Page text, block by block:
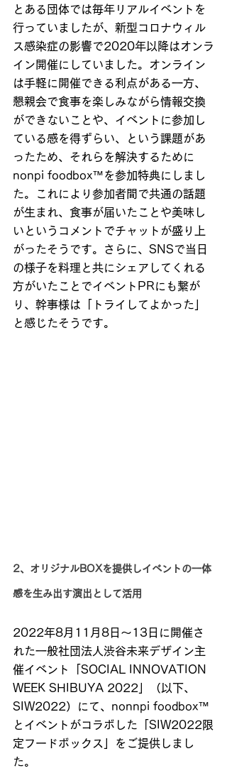
とある団体では毎年リアルイベントを
行っていましたが、新型コロナウィル
ス感染症の影響で2020年以降はオンラ
イン開催にしていました。オンライン
は手軽に開催できる利点がある一方、
懇親会で食事を楽しみながら情報交換
ができないことや、イベントに参加し
ている感を得ずらい、という課題があ
ったため、それらを解決するために
nonpi foodbox™を参加特典にしまし
た。これにより参加者間で共通の話題
が生まれ、食事が届いたことや美味し
いというコメントでチャットが盛り上
がったそうです。さらに、SNSで当日
の様子を料理と共にシェアしてくれる
方がいたことでイベントPRにも繋が
り、幹事様は「トライしてよかった」
と感じたそうです。
2、オリジナルBOXを提供しイベントの一体
感を生み出す演出として活用
2022年8月11月8日～13日に開催さ
れた一般社団法人渋谷未来デザイン主
催イベント「SOCIAL INNOVATION
WEEK SHIBUYA 2022」（以下、
SIW2022）にて、nonnpi foodbox™
とイベントがコラボした「SIW2022限
定フードボックス」をご提供しまし
た。